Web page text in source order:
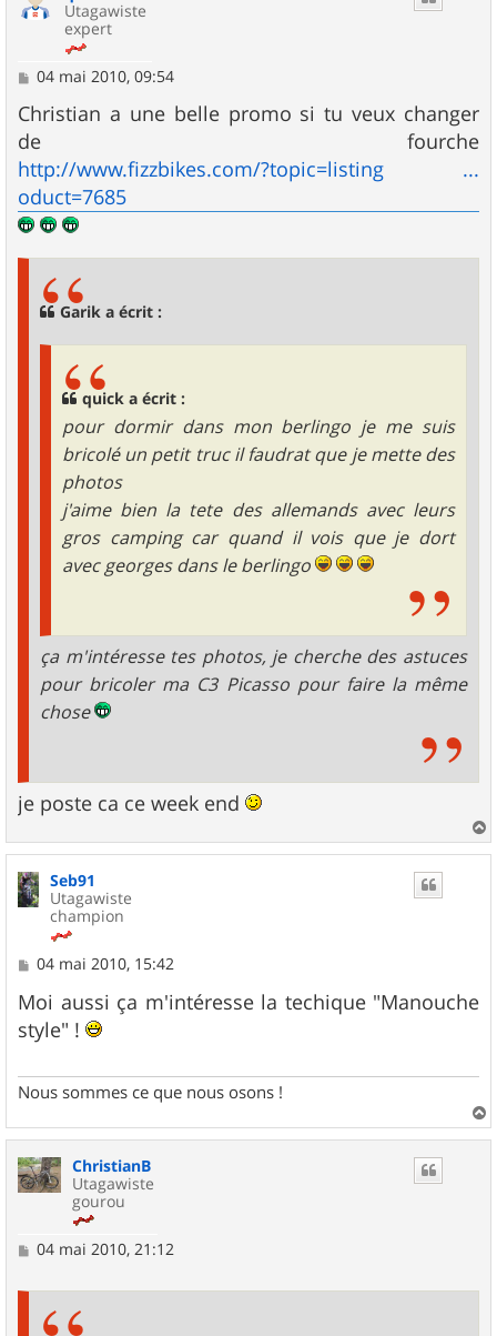
Utagawiste
expert
M
s
s
a
g
e
04 mai 2010, 09:54
Christian a une belle promo si tu veux changer
de fourche
http://www.fizzbikes.com/?topic=listing ...
oduct=7685
Garik a écrit :
quick a écrit :
pour dormir dans mon berlingo je me suis
bricolé un petit truc il faudrat que je mette des
photos
j'aime bien la tete des allemands avec leurs
gros camping car quand il vois que je dort
avec georges dans le berlingo
ça m'intéresse tes photos, je cherche des astuces
pour bricoler ma C3 Picasso pour faire la même
chose
je poste ca ce week end
a
Seb91
Utagawiste
champion
M
s
s
a
04 mai 2010, 15:42
Moi aussi ça m'intéresse la techique "Manouche
style" !
Nous sommes ce que nous osons !
a
ChristianB
Utagawiste
gourou
M
04 mai 2010, 21:12